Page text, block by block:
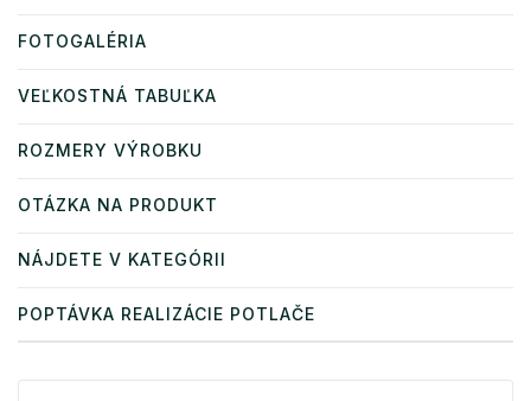
FOTOGALÉRIA
VEĽKOSTNÁ TABUĽKA
ROZMERY VÝROBKU
OTÁZKA NA PRODUKT
NÁJDETE V KATEGÓRII
POPTÁVKA REALIZÁCIE POTLAČE